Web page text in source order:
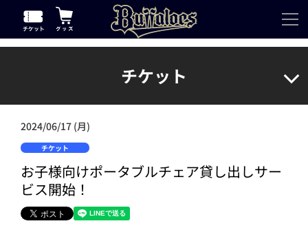
チケット
2024/06/17 (月)
チケット
お子様向けポータブルチェア貸し出しサー
ビス開始！